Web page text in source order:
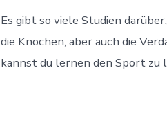
Es gibt so viele Studien
die Knochen, aber auch die
kannst du lernen den Sport zu